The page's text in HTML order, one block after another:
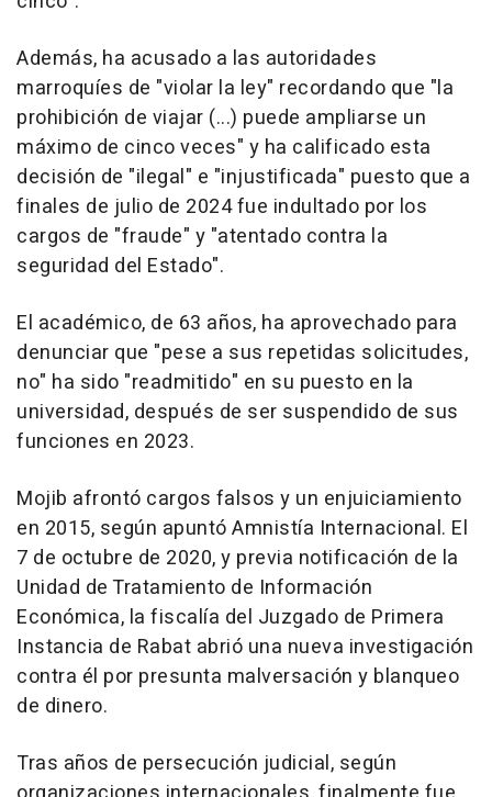
Además, ha acusado a las autoridades
marroquíes de "violar la ley" recordando que "la
prohibición de viajar (...) puede ampliarse un
máximo de cinco veces" y ha calificado esta
decisión de "ilegal" e "injustificada" puesto que a
finales de julio de 2024 fue indultado por los
cargos de "fraude" y "atentado contra la
seguridad del Estado".
El académico, de 63 años, ha aprovechado para
denunciar que "pese a sus repetidas solicitudes,
no" ha sido "readmitido" en su puesto en la
universidad, después de ser suspendido de sus
funciones en 2023.
Mojib afrontó cargos falsos y un enjuiciamiento
en 2015, según apuntó Amnistía Internacional. El
7 de octubre de 2020, y previa notificación de la
Unidad de Tratamiento de Información
Económica, la fiscalía del Juzgado de Primera
Instancia de Rabat abrió una nueva investigación
contra él por presunta malversación y blanqueo
de dinero.
Tras años de persecución judicial, según